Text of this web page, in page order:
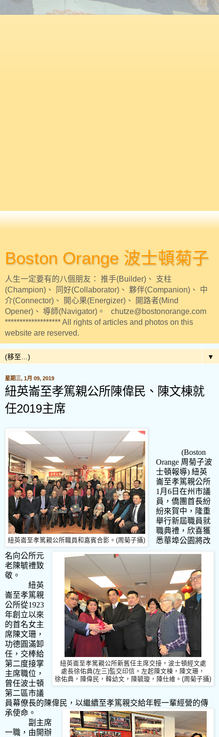
Boston Orange 波士頓菊子
人生一定要有的八個朋友： 推手(Builder)、 支柱
(Champion)、 同好(Collaborator)、 夥伴(Companion)、 中
介(Connector)、 開心果(Energizer)、 開路者(Mind
Opener)、 導師(Navigator)。 chutze@bostonorange.com
******************* All rights of articles and photos on this
website are reserved.
▼
星期三, 1月 09, 2019
紐英崙至孝篤親公所陳偉民、陳文棟就
任2019主席
紐英崙至孝篤親公所職員和嘉賓合影。(周菊子攝)
紐英崙至孝篤親公所新舊任主席交接，波士頓經文處
處長徐佑典(左三)監交印信。左起陳文棟，陳文珊，
徐佑典，陳偉民，韓幼文，陳毓璇，陳仕維。(周菊子攝)
(Boston
Orange 周菊子波
士頓報導) 紐英
崙至孝篤親公所
1 月 6日在州市議
員，僑團首長紛
紛來賀中，隆重
舉行新屆職員就
職典禮，欣喜獲
悉華埠公園將改
名向公所元
老陳毓禮致
敬。
紐英
崙至孝篤親
公所從1923
年創立以來
的首名女主
席陳文珊，
功德圓滿卸
任，交棒給
第二度接掌
主席職位，
曾任波士頓
第二區市議
員幕僚長的陳偉民，以繼續至孝篤親交給年輕一輩經營的傳
承使命。
副主席
一職，由開辦